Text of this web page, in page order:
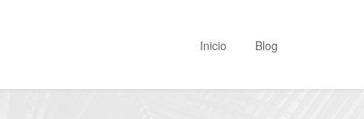
Inicio Blog